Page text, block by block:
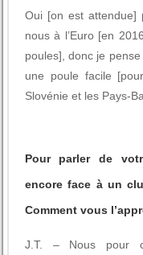
Oui [on est attendue]
nous à l’Euro [en
poules], donc je
une poule facile
Slovénie et les Pays-
Pour parler de
encore face à un
Comment vous
J.T. – Nous pour